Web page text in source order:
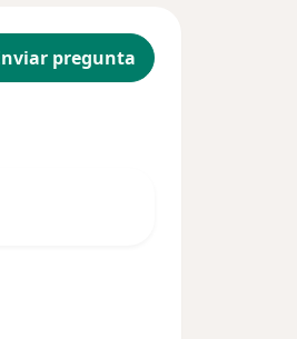
pregunta